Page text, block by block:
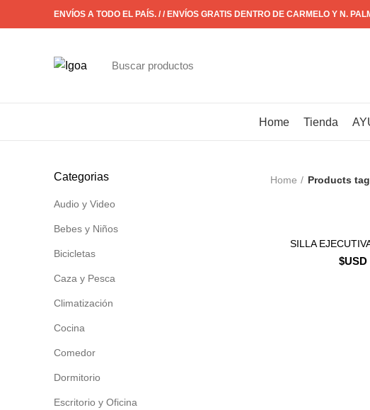
ENVÍOS A TODO EL PAÍS. / / ENVÍOS GRATIS DENTRO DE CARMELO Y N.
Home Tienda
Categorias
Audio y Video
Bebes y Niños
Bicicletas
Caza y Pesca
Climatización
Cocina
Comedor
Dormitorio
Escritorio y Oficina
Home Products
SILLA
$USD